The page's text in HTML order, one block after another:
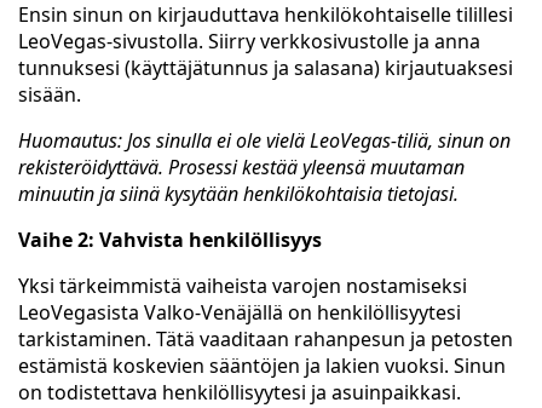
Ensin sinun on kirjauduttava henkilökohtaiselle tilillesi
LeoVegas-sivustolla. Siirry verkkosivustolle ja anna
tunnuksesi (käyttäjätunnus ja salasana) kirjautuaksesi
sisään.
Huomautus: Jos sinulla ei ole vielä LeoVegas-tiliä, sinun on
rekisteröidyttävä. Prosessi kestää yleensä muutaman
minuutin ja siinä kysytään henkilökohtaisia tietojasi.
Vaihe 2: Vahvista henkilöllisyys
Yksi tärkeimmistä vaiheista varojen nostamiseksi
LeoVegasista Valko-Venäjällä on henkilöllisyytesi
tarkistaminen. Tätä vaaditaan rahanpesun ja petosten
estämistä koskevien sääntöjen ja lakien vuoksi. Sinun
on todistettava henkilöllisyytesi ja asuinpaikkasi.